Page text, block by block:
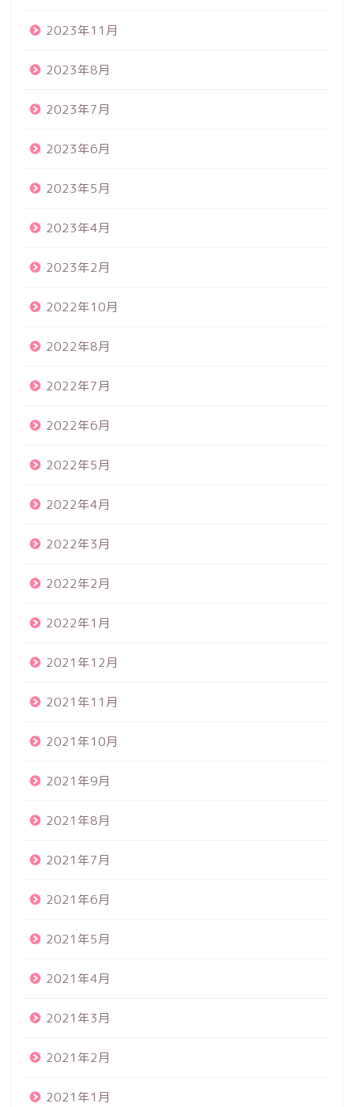
2023年11月
2023年8月
2023年7月
2023年6月
2023年5月
2023年4月
2023年2月
2022年10月
2022年8月
2022年7月
2022年6月
2022年5月
2022年4月
2022年3月
2022年2月
2022年1月
2021年12月
2021年11月
2021年10月
2021年9月
2021年8月
2021年7月
2021年6月
2021年5月
2021年4月
2021年3月
2021年2月
2021年1月